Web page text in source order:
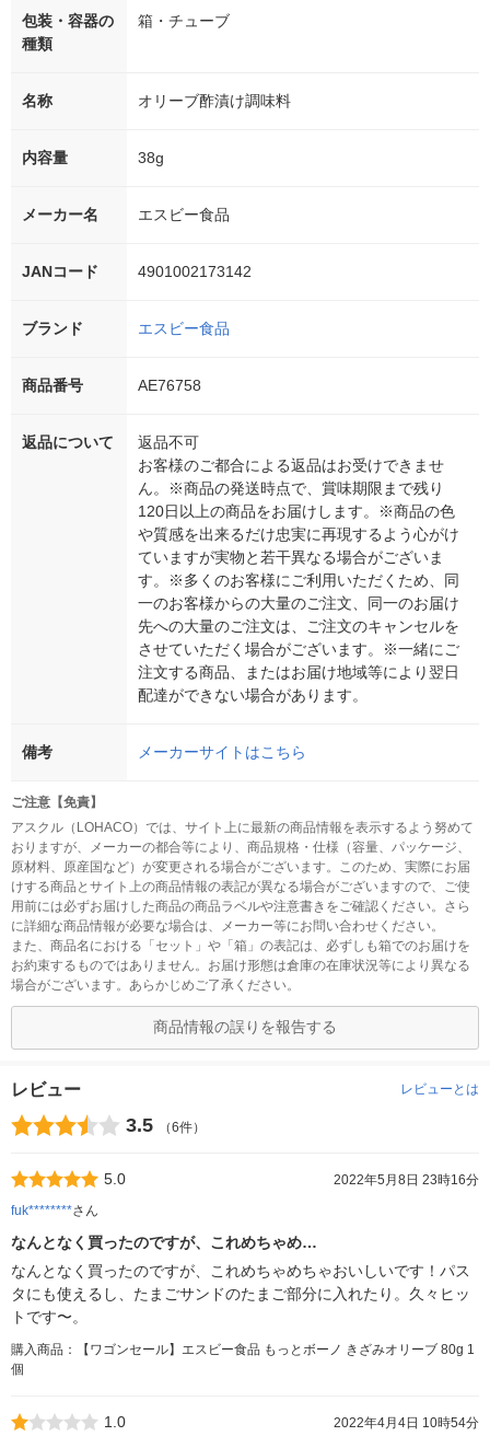
包装・容器の
種類
箱・チューブ
名称 オリーブ酢漬け調味料
内容量 38g
メーカー名 エスビー食品
JANコード 4901002173142
ブランド エスビー食品
商品番号 AE76758
返品について
返品不可
お客様のご都合による返品はお受けできませ
ん。※商品の発送時点で、賞味期限まで残り
120日以上の商品をお届けします。※商品の色
や質感を出来るだけ忠実に再現するよう心がけ
ていますが実物と若干異なる場合がございま
す。※多くのお客様にご利用いただくため、同
一のお客様からの大量のご注文、同一のお届け
先への大量のご注文は、ご注文のキャンセルを
させていただく場合がございます。※一緒にご
注文する商品、またはお届け地域等により翌日
配達ができない場合があります。
備考 メーカーサイトはこちら
ご注意【免責】
アスクル（LOHACO）では、サイト上に最新の商品情報を表示するよう努めて
おりますが、メーカーの都合等により、商品規格・仕様（容量、パッケージ、
原材料、原産国など）が変更される場合がございます。このため、実際にお届
けする商品とサイト上の商品情報の表記が異なる場合がございますので、ご使
用前には必ずお届けした商品の商品ラベルや注意書きをご確認ください。さら
に詳細な商品情報が必要な場合は、メーカー等にお問い合わせください。
また、商品名における「セット」や「箱」の表記は、必ずしも箱でのお届けを
お約束するものではありません。お届け形態は倉庫の在庫状況等により異なる
場合がございます。あらかじめご了承ください。
商品情報の誤りを報告する
レビュー レビューとは
3.5 （6件）
5.0
2022年5月8日 23時16分
fuk********さん
なんとなく買ったのですが、これめちゃめ…
なんとなく買ったのですが、これめちゃめちゃおいしいです！パス
タにも使えるし、たまごサンドのたまご部分に入れたり。久々ヒッ
トです〜。
購入商品：【ワゴンセール】エスビー食品 もっとボーノ きざみオリーブ 80g 1
個
1.0
2022年4月4日 10時54分